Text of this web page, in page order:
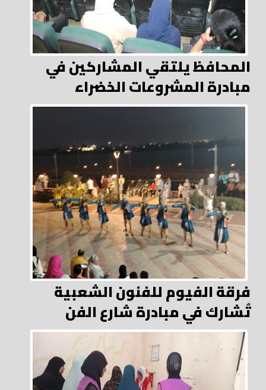
المحافظ يلتقي المشاركين في
مبادرة المشروعات الخضراء
فرقة الفيوم للفنون الشعبية
تُشارك في مبادرة شارع الفن